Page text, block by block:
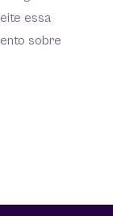
essa
sobre